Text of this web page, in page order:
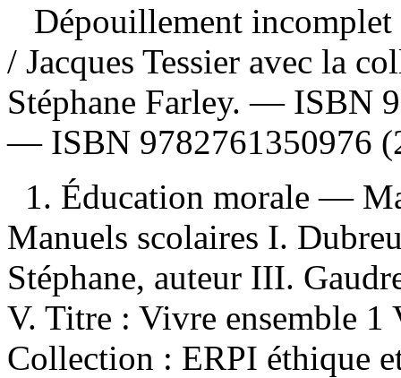
Dépouillement
/ Jacques Tessier avec la
Stéphane Farley. — ISBN
— ISBN 9782761350976
1. Éducation morale —
Manuels scolaires I.
Stéphane, auteur III.
V. Titre : Vivre ensemble
Collection : ERPI éthique